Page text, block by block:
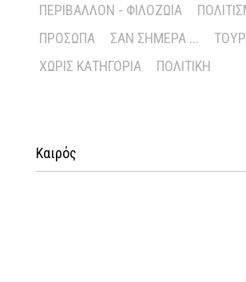
ΠΕΡΙΒΆΛΛΟΝ - ΦΙΛΟΖΩΊΑ
ΠΡΌΣΩΠΑ
ΣΑΝ ΣΉΜΕΡΑ ...
ΧΩΡΊΣ ΚΑΤΗΓΟΡΊΑ
ΠΟΛΙΤΙΚΉ
Καιρός